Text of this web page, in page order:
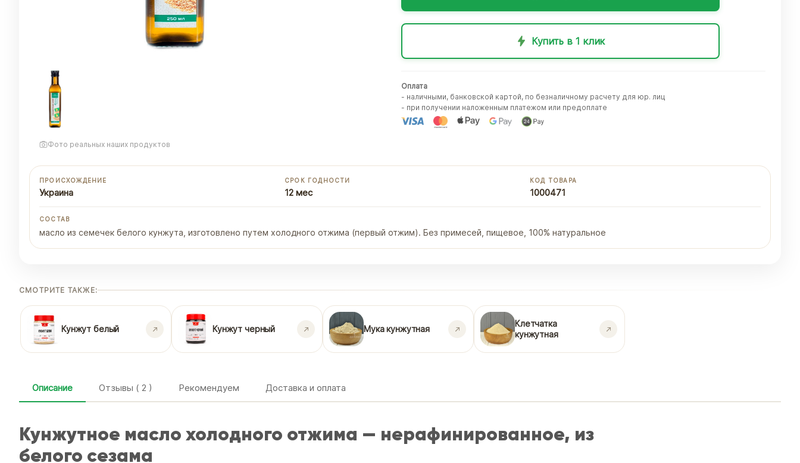
Фото реальных наших продуктов
Купить в 1 клик
Оплата
- наличными, банковской картой, по безналичному расчету для юр. лиц
- при получении наложенным платежом или предоплате
ПРОИСХОЖДЕНИЕ
Украина
СРОК ГОДНОСТИ
12 мес
КОД ТОВАРА
1000471
СОСТАВ
масло из семечек белого кунжута, изготовлено путем холодного отжима (первый отжим). Без примесей, пищевое, 100% натуральное
СМОТРИТЕ ТАКЖЕ:
Кунжут белый Кунжут черный Мука кунжутная
Клетчатка
кунжутная
Описание Отзывы ( 2 ) Рекомендуем Доставка и оплата
Кунжутное масло холодного отжима — нерафинированное, из
белого сезама